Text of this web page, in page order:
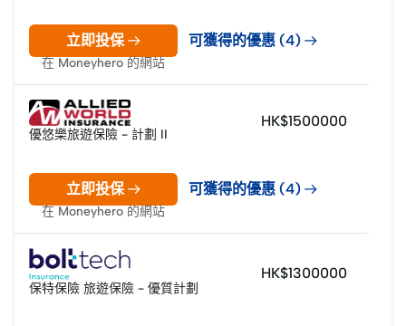
可獲得的優惠 (4)
立即投保
在 Moneyhero 的網站
優悠樂旅遊保險 - 計劃 II
HK$1500000
可獲得的優惠 (4)
立即投保
在 Moneyhero 的網站
保特保險 旅遊保險 - 優質計劃
HK$1300000